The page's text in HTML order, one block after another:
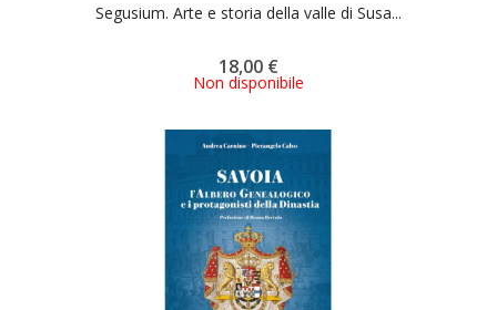
Segusium. Arte e storia della valle di Susa...
18,00 €
Non disponibile